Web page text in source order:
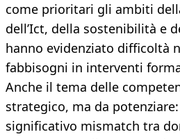
come prioritari gli ambiti
dell’Ict, della sostenibilità e
hanno evidenziato difficoltà
fabbisogni in interventi
Anche il tema delle
strategico, ma da
significativo mismatch tra